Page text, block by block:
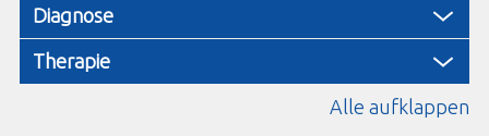
Diagnose
Therapie
Alle aufklappen